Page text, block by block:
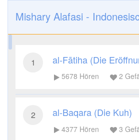
Mishary Alafasi -
1 al-Fātiha (Die
5678 Hören 2
2 al-Baqara (Die Kuh)
4377 Hören 3